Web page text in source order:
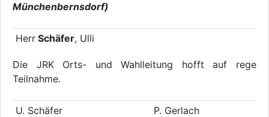
Münchenbernsdorf)
HerrSchäfer, Ulli
Die JRK Orts- und Wahlleitung hofft auf rege
Teilnahme.
U. Schäfer
P. Gerlach